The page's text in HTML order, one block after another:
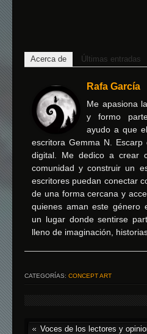
Acerca de Últimas entradas
Rafa García
Me apasiona
y formo
ayudo a que
escritora Gemma N.
digital. Me dedico a crear
comunidad y construir un
escritores puedan conectar
de una forma cercana y
quienes aman este género
un lugar donde sentirse
lleno de imaginación,
CATEGORÍAS: CONCEPT ART
Voces de los lectores y